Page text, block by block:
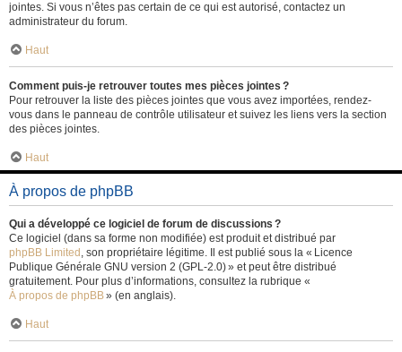
jointes. Si vous n’êtes pas certain de ce qui est autorisé, contactez un
administrateur du forum.
Haut
Comment puis-je retrouver toutes mes pièces jointes ?
Pour retrouver la liste des pièces jointes que vous avez importées, rendez-
vous dans le panneau de contrôle utilisateur et suivez les liens vers la section
des pièces jointes.
Haut
À propos de phpBB
Qui a développé ce logiciel de forum de discussions ?
Ce logiciel (dans sa forme non modifiée) est produit et distribué par
phpBB Limited , son propriétaire légitime. Il est publié sous la « Licence
Publique Générale GNU version 2 (GPL-2.0) » et peut être distribué
gratuitement. Pour plus d’informations, consultez la rubrique «
À propos de phpBB» (en anglais).
Haut